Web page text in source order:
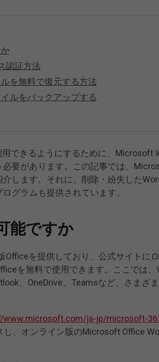
認証方法
を無料で復元する方法
ルをバックアップする
できるようにするために、Microsoft
要があります。この記事では、
します。それに、削除・紛失した
グラムも提供されています。
能ですか
を提供しており、公式サイトにロ
を無料で使用できます。ここでは、
、OneDrive、Teamsなど、さまざ
www.microsoft.com/ja-jp/microsoft-
し、オンライン版のMicrosoft Office